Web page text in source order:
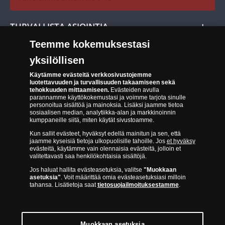
Evästeet Suomen Monetan verkkokaupassa
Tuotteiden toimittaminen
Palautusoikeus
Tee peruutusilmoitus
Saavutettavuusseloste
TURVALLISTA ASIOINTIA
Turvallinen kumppani
Aitous- ja laatutakuu
14 päivän palautusoikeus
johtaville rahapajoille ja keskuspankeille, kuten Norjan rahapaja,
Britannian kuninkaallinen rahapaja, Ranskan rahapaja, Kanadan
kuninkaallinen rahapaja, Australian kuninkaallinen rahapaja, Etelä-
Teemme kokemuksestasi
yksilöllisen
Käytämme evästeitä verkkosivustojemme
luotettavuuden ja turvallisuuden takaamiseen sekä
tehokkuuden mittaamiseen.Evästeiden avulla
parannamme käyttökokemustasi ja voimme tarjota sinulle
personoitua sisältöä ja mainoksia. Lisäksi jaamme tietoa
sosiaalisen median, analytiikka-alan ja markkinoinnin
kumppaneille siitä, miten käytät sivustoamme.
Kun sallit evästeet, hyväksyt edellä mainitun ja sen, että
jaamme kyseisiä tietoja ulkopuolisille tahoille. Jos et hyväksy
evästeitä, käytämme vain olennaisia evästeitä, jolloin et
valitettavasti saa henkilökohtaisia sisältöjä.
Jos haluat hallita evästeasetuksia, valitse "Muokkaan
asetuksia". Voit määrittää omia evästeasetuksiasi milloin
tahansa. Lisätietoja saattietosuojailmoituksestamme.